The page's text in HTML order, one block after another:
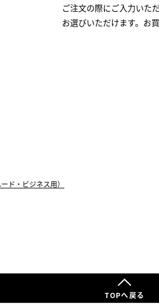
ご注文の際にご入力いた
お選びいただけます。お
ド・ビジネス用）
TOPへ戻る